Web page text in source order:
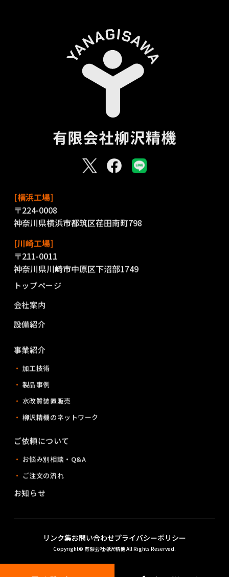
[横浜工場]
〒224-0008
神奈川県横浜市都筑区荏田南町798
[川崎工場]
〒211-0011
神奈川県川崎市中原区下沼部1749
トップページ
会社案内
設備紹介
事業紹介
・ 加工技術
・ 製品事例
・ 水改質装置販売
・ 柳沢精機のネットワーク
ご依頼について
・ お悩み別相談・Q&A
・ ご注文の流れ
お知らせ
Copyright© 有限会社柳沢精機 All Rights Reserved.
リンク集お問い合わせプライバシーポリシー